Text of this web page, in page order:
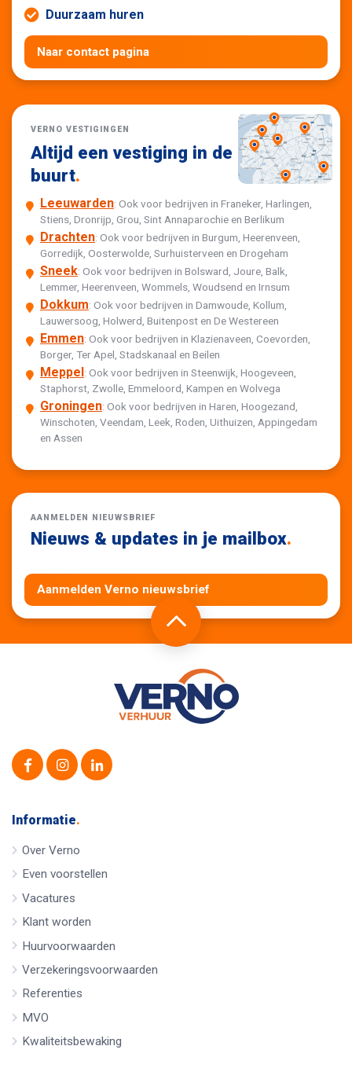
Duurzaam huren
Naar contact pagina
VERNO VESTIGINGEN
Altijd een vestiging in de
buurt.
Leeuwarden: Ook voor bedrijven in Franeker, Harlingen,
Stiens, Dronrijp, Grou, Sint Annaparochie en Berlikum
Drachten: Ook voor bedrijven in Burgum, Heerenveen,
Gorredijk, Oosterwolde, Surhuisterveen en Drogeham
Sneek: Ook voor bedrijven in Bolsward, Joure, Balk,
Lemmer, Heerenveen, Wommels, Woudsend en Irnsum
Dokkum: Ook voor bedrijven in Damwoude, Kollum,
Lauwersoog, Holwerd, Buitenpost en De Westereen
Emmen: Ook voor bedrijven in Klazienaveen, Coevorden,
Borger, Ter Apel, Stadskanaal en Beilen
Meppel: Ook voor bedrijven in Steenwijk, Hoogeveen,
Staphorst, Zwolle, Emmeloord, Kampen en Wolvega
Groningen: Ook voor bedrijven in Haren, Hoogezand,
Winschoten, Veendam, Leek, Roden, Uithuizen, Appingedam
en Assen
AANMELDEN NIEUWSBRIEF
Nieuws & updates in je mailbox.
Aanmelden Verno nieuwsbrief
Informatie.
Over Verno
Even voorstellen
Vacatures
Klant worden
Huurvoorwaarden
Verzekeringsvoorwaarden
Referenties
MVO
Kwaliteitsbewaking